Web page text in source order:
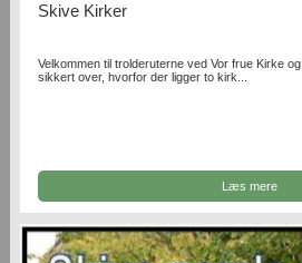
Skive Kirker
Velkommen til trolderuterne ved Vor frue Kirke
sikkert over, hvorfor der ligger to kirk...
Læs mere